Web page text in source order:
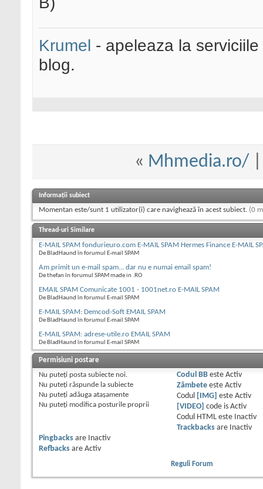
Krumel - apeleaza la
blog.
« Mhmedia.ro/
Informații subiect
Momentan este/sunt 1 utilizator(i) care navighează în acest subiect. (0
Thread-uri Similare
E-MAIL SPAM fondurieuro.com E-MAIL SPAM Hermes Finance E-MAIL
De BladHaund în forumul E-mail SPAM
Am primit un e-mail spam... dar nu e numai email spam!
De thefan în forumul SPAM made in .RO
EMAIL SPAM Comunicate 1001 - 1001net.ro E-MAIL SPAM
De BladHaund în forumul E-mail SPAM
E-MAIL SPAM: Demcod-Soft EMAIL SPAM
De BladHaund în forumul E-mail SPAM
E-MAIL SPAM: adrese-utile.ro EMAIL SPAM
De BladHaund în forumul E-mail SPAM
Permisiuni postare
Nu puteţi posta subiecte noi.
Nu puteţi răspunde la subiecte
Nu puteţi adăuga ataşamente
Nu puteţi modifica posturile proprii
Codul BBeste Activ
Zâmbeteeste Activ
Codul
[IMG] este Activ
[VIDEO]
code is Activ
Codul HTML este
Inactiv
Trackbacksare
Inactiv
Pingbacks are
Inactiv
Refbacks are Activ
Reguli Forum